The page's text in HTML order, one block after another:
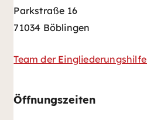
Parkstraße 16
71034 Böblingen
Team der Eingliederungshilfe
Öffnungszeiten